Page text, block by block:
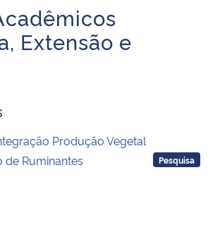
Extensão e
Produção Vegetal
Ruminantes
Pesquisa